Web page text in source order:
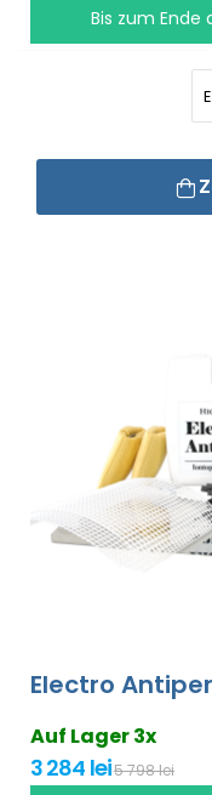
Bis zum Ende
Electro
Auf Lager 3x
3 284 lei5 798 lei